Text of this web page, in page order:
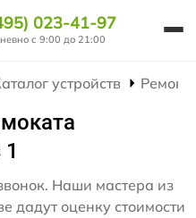
023-41-97
с 9:00 до 21:00
устройств Ремонт
Наши мастера из
дадут оценку стоимости